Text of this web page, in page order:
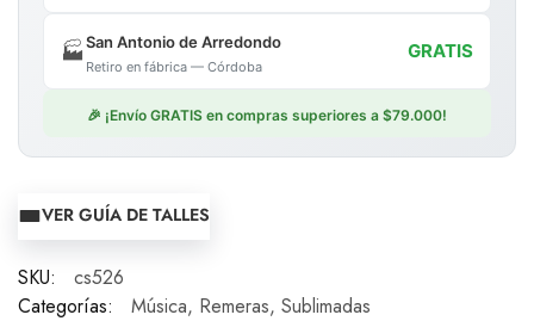
🏭San Antonio de Arredondo
Retiro en fábrica — Córdoba
GRATIS
🎉 ¡Envío GRATIS en compras superiores a $79.000!
VER GUÍA DE TALLES
SKU:
cs526
Categorías:
Música, Remeras, Sublimadas